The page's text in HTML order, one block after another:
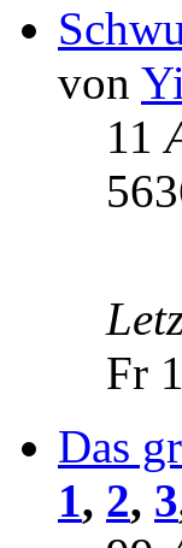
von
11
Fr
Das
1, 2, 3